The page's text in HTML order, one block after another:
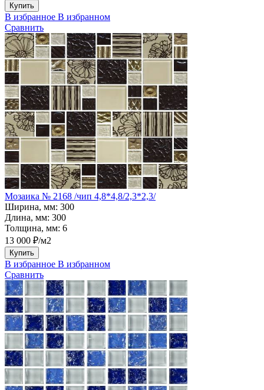
Купить
В избранное В избранном
Сравнить
Мозаика № 2168 /чип 4,8*4,8/2,3*2,3/
Ширина, мм: 300
Длина, мм: 300
Толщина, мм: 6
13 000 ₽/м2
Купить
В избранное В избранном
Сравнить